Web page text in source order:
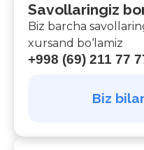
Savollaringiz
Biz barcha
xursand bo‘lamiz
+998 (69) 211 77
Biz